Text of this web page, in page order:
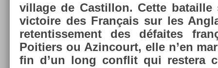
vil­lage de Cas­tillon. Cette
vic­toire des Français sur les
re­ten­tisse­ment des défaites
Poiti­ers ou Azin­court, elle n’en
fin d’un long con­flit qui re­stera